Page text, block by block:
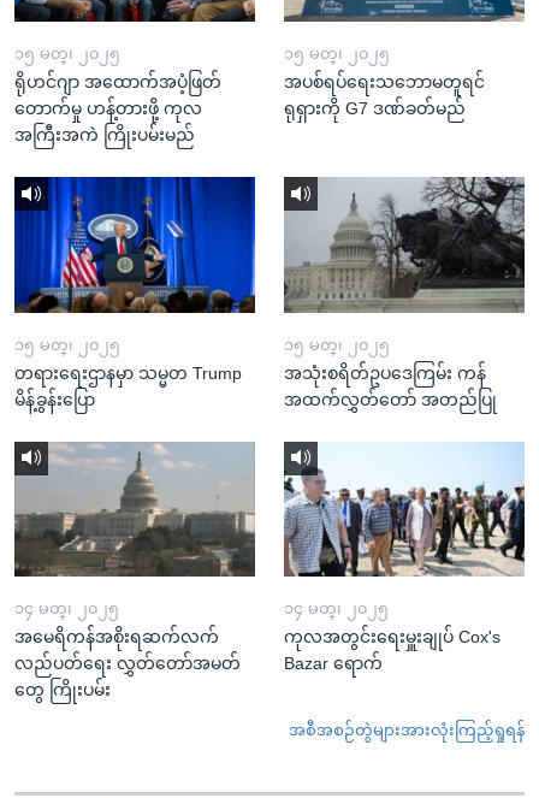
၁၅ မတ္၊ ၂၀၂၅
ရိုဟင်ဂျာ အထောက်အပံ့ဖြတ်
တောက်မှု ဟန့်တားဖို့ ကုလ
အကြီးအကဲ ကြိုးပမ်းမည်
၁၅ မတ္၊ ၂၀၂၅
အပစ်ရပ်ရေးသဘောမတူရင်
ရုရှားကို G7 ဒဏ်ခတ်မည်
၁၅ မတ္၊ ၂၀၂၅
တရားရေးဌာနမှာ သမ္မတ Trump
မိန့်ခွန်းပြော
၁၅ မတ္၊ ၂၀၂၅
အသုံးစရိတ်ဥပဒေကြမ်း ကန်
အထက်လွှတ်တော် အတည်ပြု
၁၄ မတ္၊ ၂၀၂၅
အမေရိကန်အစိုးရဆက်လက်
လည်ပတ်ရေး လွှတ်တော်အမတ်
တွေ ကြိုးပမ်း
၁၄ မတ္၊ ၂၀၂၅
ကုလအတွင်းရေးမှူးချုပ် Cox's
Bazar ရောက်
အစီအစဉ်တွဲများအားလုံးကြည့်ရှုရန်